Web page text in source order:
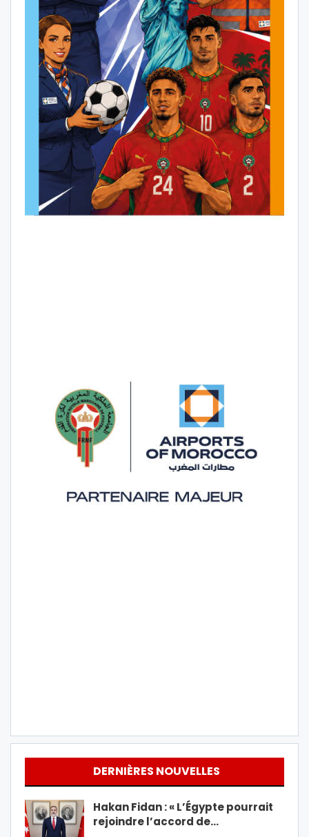
DERNIÈRES NOUVELLES
Hakan Fidan : « L’Égypte pourrait
rejoindre l’accord de…